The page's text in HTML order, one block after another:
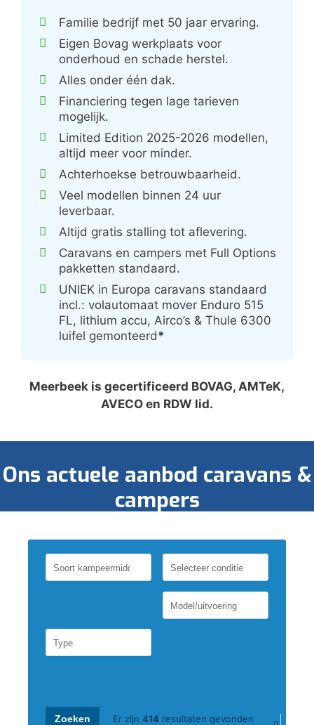
Familie bedrijf met 50 jaar ervaring.
Eigen Bovag werkplaats voor
onderhoud en schade herstel.
Alles onder één dak.
Financiering tegen lage tarieven
mogelijk.
Limited Edition 2025-2026 modellen,
altijd meer voor minder.
Achterhoekse betrouwbaarheid.
Veel modellen binnen 24 uur
leverbaar.
Altijd gratis stalling tot aflevering.
Caravans en campers met Full Options
pakketten standaard.
UNIEK in Europa caravans standaard
incl.: volautomaat mover Enduro 515
FL, lithium accu, Airco’s & Thule 6300
luifel gemonteerd*
Meerbeek is gecertificeerd BOVAG, AMTeK,
AVECO en RDW lid.
Ons actuele aanbod caravans &
campers
Er zijn 414 resultaten gevonden